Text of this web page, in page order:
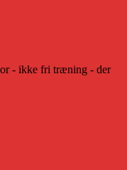
- ikke fri træning - der